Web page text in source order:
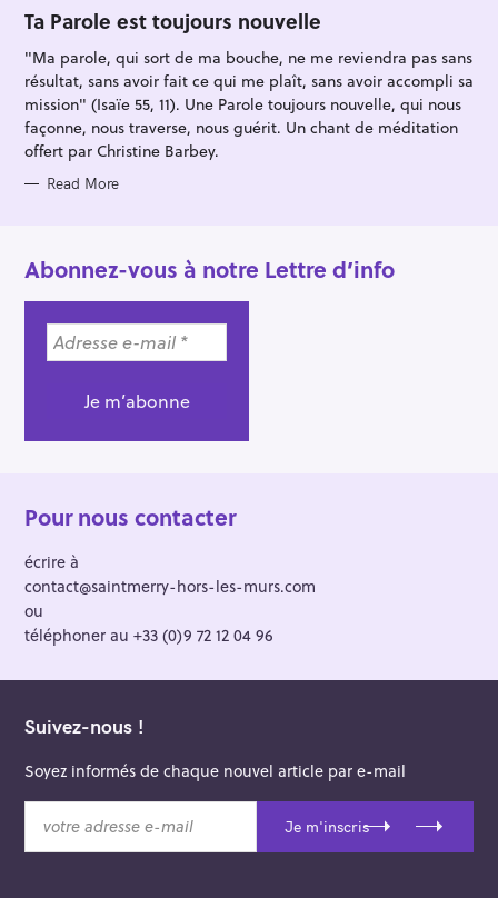
O
R
E
Ta Parole est toujours nouvelle
"Ma parole, qui sort de ma bouche, ne me reviendra pas sans
résultat, sans avoir fait ce qui me plaît, sans avoir accompli sa
mission" (Isaïe 55, 11). Une Parole toujours nouvelle, qui nous
façonne, nous traverse, nous guérit. Un chant de méditation
offert par Christine Barbey.
Read More
Abonnez-vous à notre Lettre d’info
Pour nous contacter
écrire à
contact@saintmerry-hors-les-murs.com
ou
téléphoner au +33 (0)9 72 12 04 96
Suivez-nous !
Soyez informés de chaque nouvel article par e-mail
t
Je m'inscris